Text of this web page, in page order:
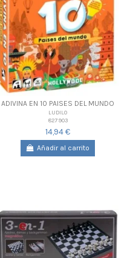
ADIVINA EN 10 PAISES DEL MUNDO
LUDILO
827903
14,94 €
Añadir al carrito